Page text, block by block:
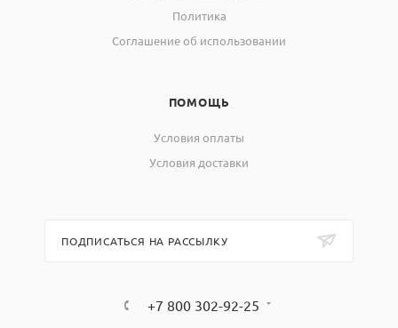
Политика
Соглашение об использовании
ПОМОЩЬ
Условия оплаты
Условия доставки
ПОДПИСАТЬСЯ НА РАССЫЛКУ
+7 800 302-92-25